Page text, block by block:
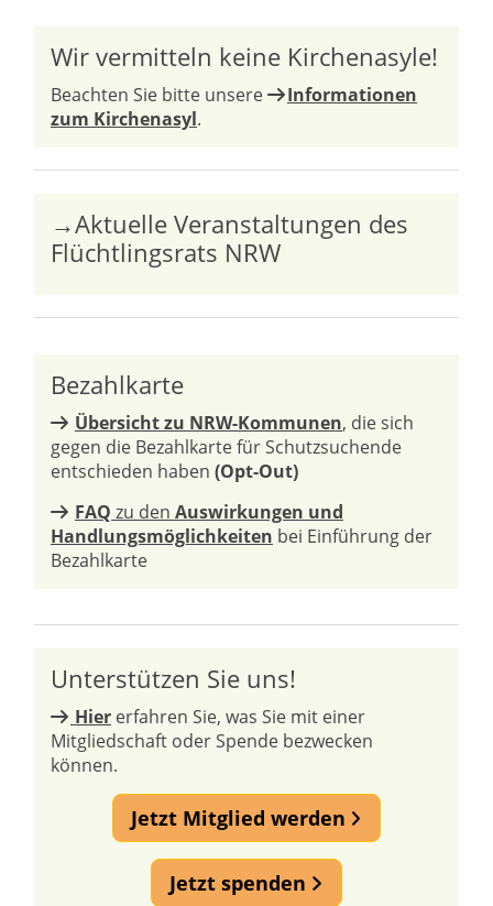
Wir vermitteln keine Kirchenasyle!
Beachten Sie bitte unsere
Informationen
zum Kirchenasyl.
→Aktuelle Veranstaltungen des
Flüchtlingsrats NRW
Bezahlkarte
Übersicht zu NRW-Kommunen, die sich
gegen die Bezahlkarte für Schutzsuchende
entschieden haben (Opt-Out)
FAQ zu den Auswirkungen und
Handlungsmöglichkeiten bei Einführung der
Bezahlkarte
Unterstützen Sie uns!
Hier erfahren Sie, was Sie mit einer
Mitgliedschaft oder Spende bezwecken
können.
Jetzt Mitglied werden
Jetzt spenden